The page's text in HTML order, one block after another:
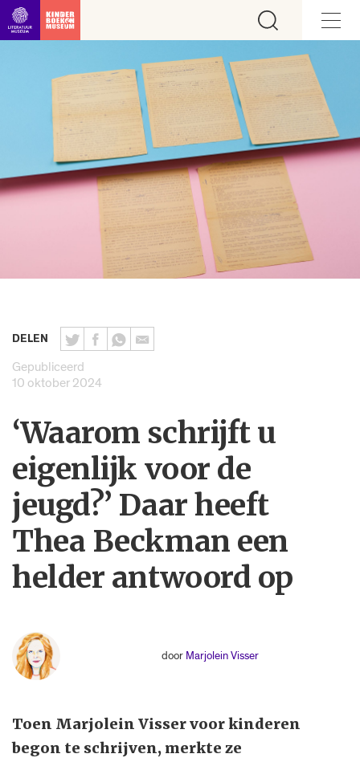
Ga direct naar inhoud
DELEN
Gepubliceerd
10 oktober 2024
‘Waarom schrijft u
eigenlijk voor de
jeugd?’ Daar heeft
Thea Beckman een
helder antwoord op
door Marjolein Visser
Toen Marjolein Visser voor kinderen
begon te schrijven, merkte ze